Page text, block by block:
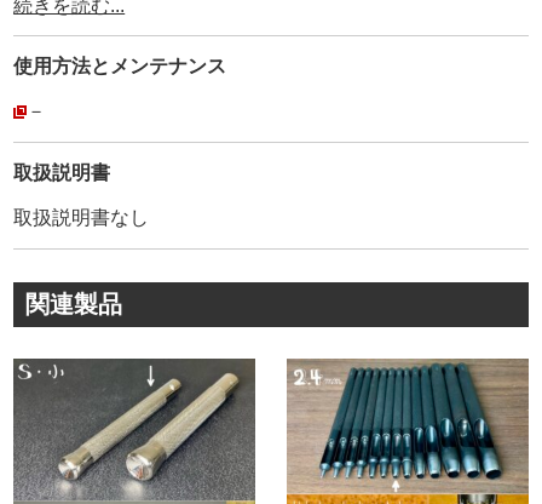
その為、耐久性、品質は折り紙付きです。
弊社が【工具の設計を合わせているメーカー】ですので、
【打棒と金具が合わないトラブル】がありません。
安心してご利用頂けます。
・
弊社販売品は【Peacock】の【正規品】です。
模造品は、鋼材の選定が不明、メッキの剥離、品質管理が
雑です。
その為、著しく耐久性や、見た目が良くありません。
・
【金属のシワ】が少ないのが特徴です。
金属のシワを少なくする事により、正面から見た時に綺麗
な正円を描いています。
創業100年以上に及ぶ歴史が、大量生産品にもかかわら
ず、このクオリティーを維持し続けて、お客様に愛され続
続きを読む...
使用方法と メンテナンス
－
取扱説明書
取扱説明書なし
関連製品